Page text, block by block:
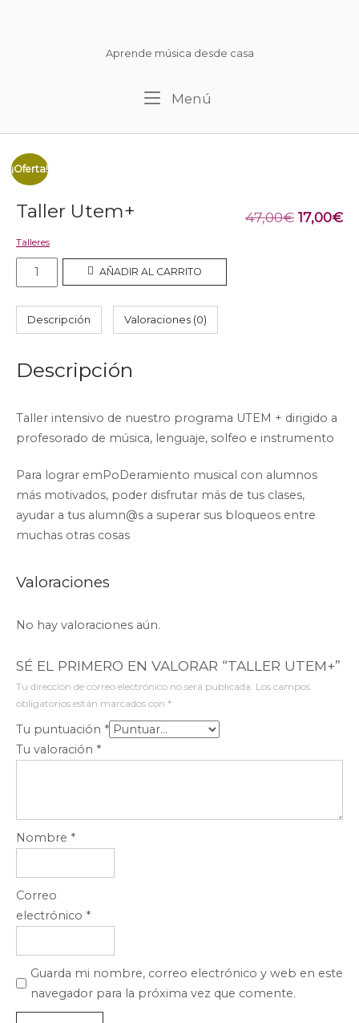
Aprende música desde casa
Menú
¡Oferta!
47,00€ El
17,00€El
Taller Utem+
Talleres
Taller
Utem+
cantidad
AÑADIR AL CARRITO
Descripción Valoraciones (0)
Descripción
Taller intensivo de nuestro programa UTEM + dirigido a
profesorado de música, lenguaje, solfeo e instrumento
Para lograr emPoDeramiento musical con alumnos
más motivados, poder disfrutar más de tus clases,
ayudar a tus alumn@s a superar sus bloqueos entre
muchas otras cosas
Valoraciones
No hay valoraciones aún.
SÉ EL PRIMERO EN VALORAR “TALLER UTEM+”
Tu dirección de correo electrónico no será publicada. Los campos
obligatorios están marcados con *
Tu puntuación *
Tu valoración *
Nombre *
Correo
electrónico *
Guarda mi nombre, correo electrónico y web en este
navegador para la próxima vez que comente.